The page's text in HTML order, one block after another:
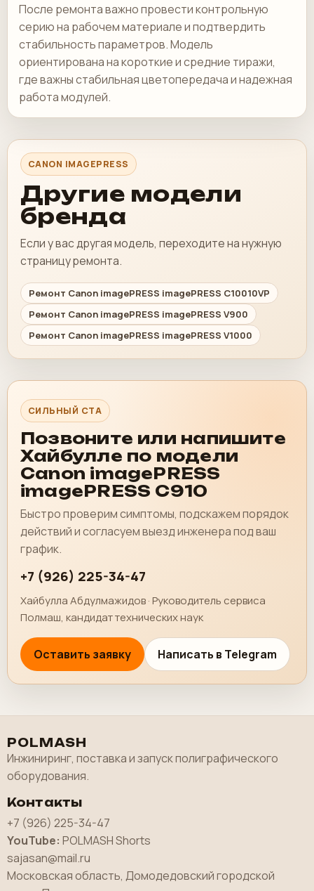
После ремонта важно провести контрольную
серию на рабочем материале и подтвердить
стабильность параметров. Модель
ориентирована на короткие и средние тиражи,
где важны стабильная цветопередача и надежная
работа модулей.
CANON IMAGEPRESS
Другие модели
бренда
Если у вас другая модель, переходите на нужную
страницу ремонта.
Ремонт Canon imagePRESS imagePRESS C10010VP
Ремонт Canon imagePRESS imagePRESS V900
Ремонт Canon imagePRESS imagePRESS V1000
СИЛЬНЫЙ CTA
Позвоните или напишите
Хайбулле по модели
Canon imagePRESS
imagePRESS C910
Быстро проверим симптомы, подскажем порядок
действий и согласуем выезд инженера под ваш
график.
+7 (926) 225-34-47
Хайбулла Абдулмажидов · Руководитель сервиса
Полмаш, кандидат технических наук
Оставить заявку Написать в Telegram
POLMASH
Инжиниринг, поставка и запуск полиграфического
оборудования.
Контакты
+7 (926) 225-34-47
YouTube: POLMASH Shorts
sajasan@mail.ru
Московская область, Домодедовский городской